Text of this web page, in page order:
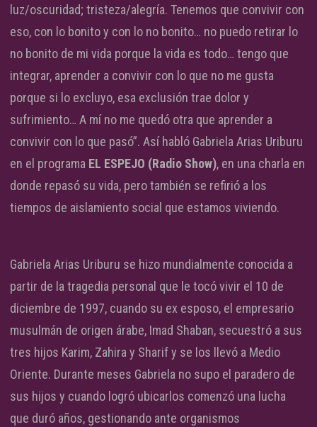
luz/oscuridad; tristeza/alegría. Tenemos que convivir con
eso, con lo bonito y con lo no bonito… no puedo retirar lo
no bonito de mi vida porque la vida es todo… tengo que
integrar, aprender a convivir con lo que no me gusta
porque si lo excluyo, esa exclusión trae dolor y
sufrimiento… A mí no me quedó otra que aprender a
convivir con lo que pasó”. Así habló Gabriela Arias Uriburu
en el programa EL ESPEJO (Radio Show), en una charla en
donde repasó su vida, pero también se refirió a los
tiempos de aislamiento social que estamos viviendo.
Gabriela Arias Uriburu se hizo mundialmente conocida a
partir de la tragedia personal que le tocó vivir el 10 de
diciembre de 1997, cuando su ex esposo, el empresario
musulmán de origen árabe, Imad Shaban, secuestró a sus
tres hijos Karim, Zahira y Sharif y se los llevó a Medio
Oriente. Durante meses Gabriela no supo el paradero de
sus hijos y cuando logró ubicarlos comenzó una lucha
que duró años, gestionando ante organismos